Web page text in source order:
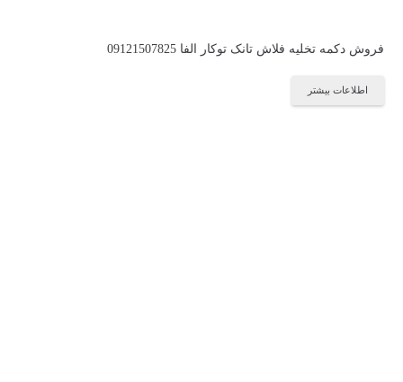
فروش دکمه تخلیه فلاش تانک توکار الفا 09121507825
اطلاعات بیشتر